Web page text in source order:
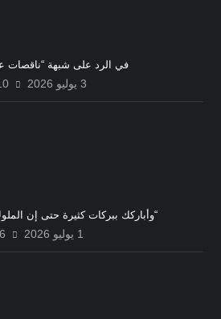
في الرد على شبهة “ناقصات
3 يوليو 2026
“وأباركك ببركات كثيرة حتى إن
1 يوليو 2026 6